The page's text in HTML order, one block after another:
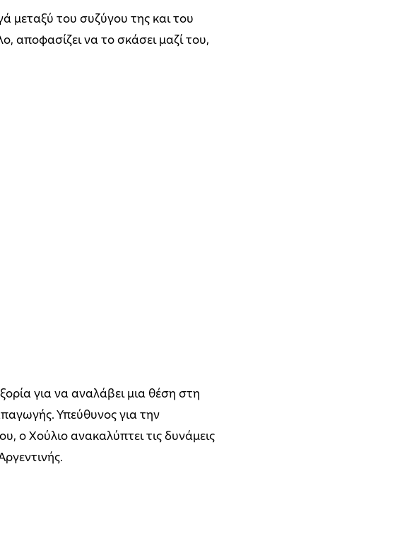
μεταξύ του συζύγου της και του
αποφασίζει να το σκάσει μαζί του,
για να αναλάβει μια θέση στη
Υπεύθυνος για την
ο Χούλιο ανακαλύπτει τις δυνάμεις